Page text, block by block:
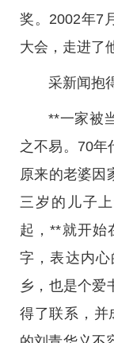
奖。2002年7
大会，走进了
采新闻抱
**一家被
之不易。70年
原来的老婆因
三岁的儿子
起，**就开始
字，表达内
乡，也是个爱
得了联系，并